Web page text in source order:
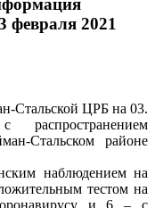
2021
Стальской ЦРБ на 03.
Стальском районе
наблюдением на
тестом на
и 6 – с